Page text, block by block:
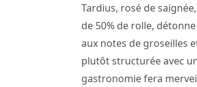
Tardius, rosé de
de 50% de rolle,
aux notes de groseilles
plutôt structurée avec
gastronomie fera